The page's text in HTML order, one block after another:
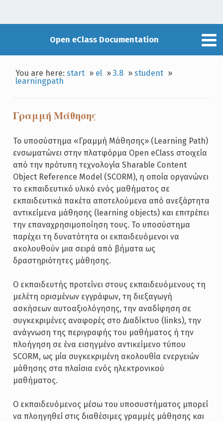
Open eClass Documentation
You are here:start » el »3.8 »student »
learningpath
Γραμμή Μάθησης
Το υποσύστημα «Γραμμή Μάθησης» (Learning Path)
ενσωματώνει στην πλατφόρμα Open eClass στοιχεία
από την πρότυπη τεχνολογία Sharable Content
Object Reference Model (SCORM), η οποία οργανώνει
το εκπαιδευτικό υλικό ενός μαθήματος σε
εκπαιδευτικά πακέτα αποτελούμενα από ανεξάρτητα
αντικείμενα μάθησης (learning objects) και επιτρέπει
την επαναχρησιμοποίηση τους. Το υποσύστημα
παρέχει τη δυνατότητα οι εκπαιδευόμενοι να
ακολουθούν μια σειρά από βήματα ως
δραστηριότητες μάθησης.
Ο εκπαιδευτής προτείνει στους εκπαιδευόμενους τη
μελέτη ορισμένων εγγράφων, τη διεξαγωγή
ασκήσεων αυτοαξιολόγησης, την αναδίφηση σε
συγκεκριμένες αναφορές στο Διαδίκτυο (links), την
ανάγνωση της περιγραφής του μαθήματος ή την
πλοήγηση σε ένα εισηγμένο αντικείμενο τύπου
SCORM, ως μία συγκεκριμένη ακολουθία ενεργειών
μάθησης στα πλαίσια ενός ηλεκτρονικού
μαθήματος.
Ο εκπαιδευόμενος μέσω του υποσυστήματος μπορεί
να πλοηγηθεί στις διαθέσιμες γραμμές μάθησης και